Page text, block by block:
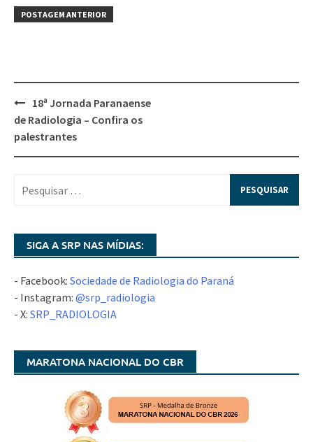
POSTAGEM ANTERIOR
18ª Jornada Paranaense
de Radiologia – Confira os
palestrantes
SIGA A SRP NAS MÍDIAS:
- Facebook: Sociedade de Radiologia do Paraná
- Instagram: @srp_radiologia
- X: SRP_RADIOLOGIA
MARATONA NACIONAL DO CBR